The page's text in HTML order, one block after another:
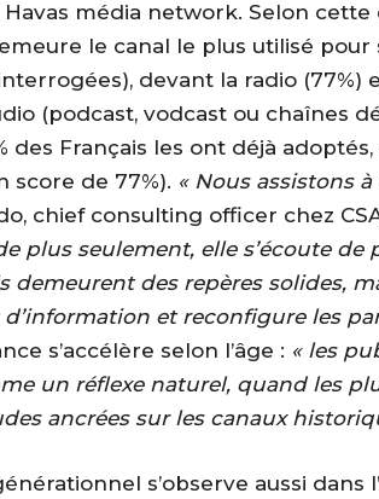
média network. Selon
le canal le plus utilisé pour
devant la radio (77%)
(podcast, vodcast ou chaînes
des Français les ont déjà
score de 77%). « Nous assistons
chief consulting officer chez
plus seulement, elle s’écoute de
demeurent des repères solides,
et reconfigure les
s’accélère selon l’âge : « les
un réflexe naturel, quand les
ancrées sur les canaux
s’observe aussi dans